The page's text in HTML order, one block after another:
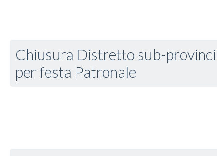
Chiusura Distretto sub-
per festa Patronale